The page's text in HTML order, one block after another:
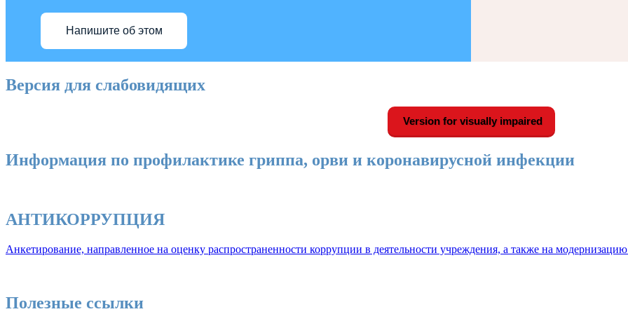
Напишите об этом
Версия для слабовидящих
Version for visually impaired
Информация по профилактике гриппа, орви и коронавирусной инфекции
АНТИКОРРУПЦИЯ
Анкетирование, направленное на оценку распространенности коррупции в деятельности учреждения, а также на
Полезные ссылки